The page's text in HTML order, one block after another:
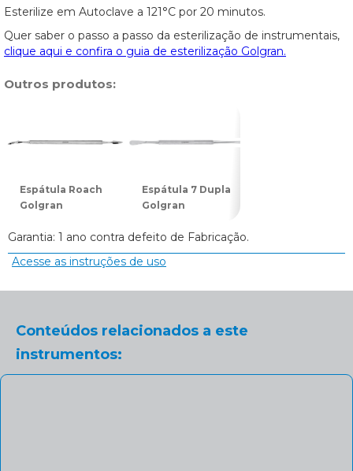
Esterilize em Autoclave a 121°C por 20 minutos.
Quer saber o passo a passo da esterilização de instrumentais,
clique aqui e confira o guia de esterilização Golgran.
Outros produtos:
Espátula Roach
Golgran
Espátula 7 Dupla
Golgran
Garantia: 1 ano contra defeito de Fabricação.
Acesse as instruções de uso
Conteúdos relacionados a este
instrumentos: